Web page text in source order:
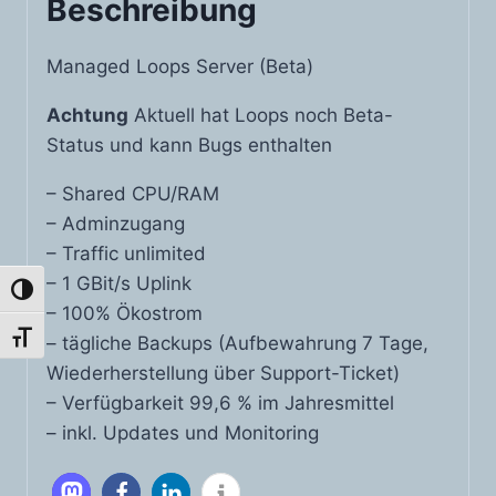
Umschalten auf hohe Kontraste
Schrift vergrößern
Beschreibung
Managed Loops Server (Beta)
Achtung Aktuell hat Loops noch Beta-
Status und kann Bugs enthalten
– Shared CPU/RAM
– Adminzugang
– Traffic unlimited
– 1 GBit/s Uplink
– 100% Ökostrom
– tägliche Backups (Aufbewahrung 7 Tage,
Wiederherstellung über Support-Ticket)
– Verfügbarkeit 99,6 % im Jahresmittel
– inkl. Updates und Monitoring